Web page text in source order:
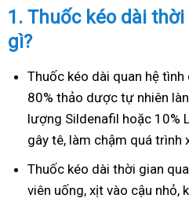
1. Thuốc kéo dài
gì?
Thuốc kéo dài quan hệ
80% thảo dược tự nhiên
lượng Sildenafil hoặc 10%
gây tê, làm chậm quá trình
Thuốc kéo dài thời gian
viên uống, xịt vào cậu nhỏ,